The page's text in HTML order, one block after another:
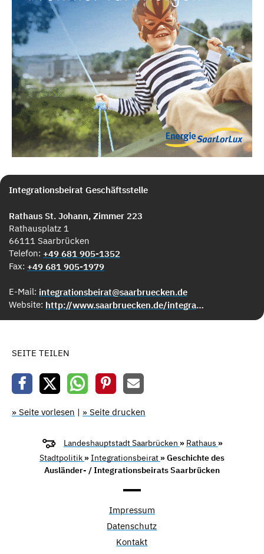
Integrationsbeirat Geschäftsstelle
Rathaus St. Johann, Zimmer 223
Rathausplatz 1
66111 Saarbrücken
Telefon: +49 681 905-1352
Fax: +49 681 905-1979
E-Mail: integrationsbeirat@saarbruecken.de
Website:
http://www.saarbruecken.de/integrationsbeirat
SEITE TEILEN
» Seite vorlesen | » Seite drucken
Landeshauptstadt Saarbrücken » Rathaus »
Stadtpolitik »Integrationsbeirat » Geschichte des
Ausländer- / Integrationsbeirats Saarbrücken
Impressum
Datenschutz
Kontakt